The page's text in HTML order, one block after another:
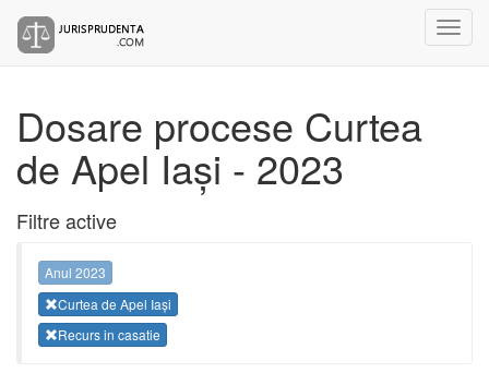
Dosare procese Curtea
de Apel Iași - 2023
Filtre active
Anul 2023
Curtea de Apel Iași
Recurs in casatie